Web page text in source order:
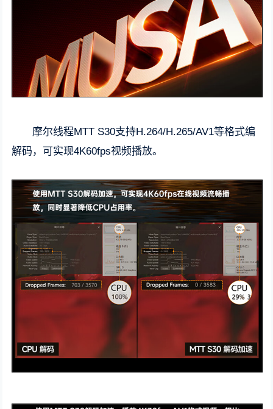
摩尔线程MTT S30支持H.264/H.265/AV1等格式编
解码，可实现4K60fps视频播放。